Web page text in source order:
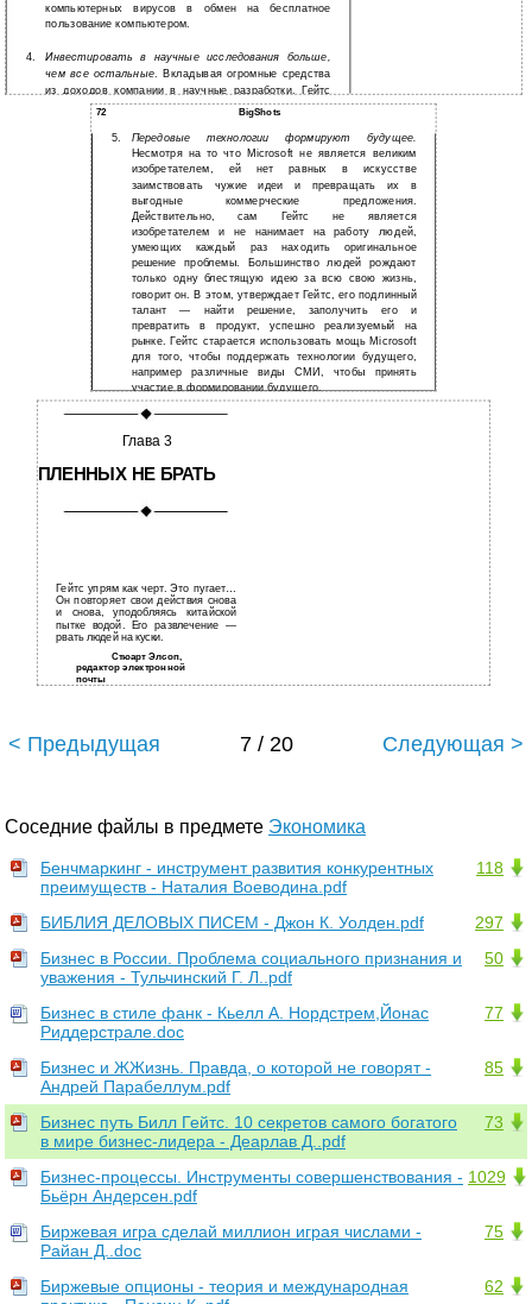
компьютерных вирусов в обмен на бесплатное
пользование компьютером.
4. Инвестировать в научные исследования больше,
чем все остальные. Вкладывая огромные средства
из доходов компании в научные разработки, Гейтс
обеспе- чивает постоянное процветание Microsoft и
готовность к следующему большому делу. В своих
программных лабораториях Microsoft разрабатывает
продукты на пять лет вперед.
72 BigShots
5.
Передовые технологии формируют будущее.
Несмотря на то что Microsoft не является великим
изобретателем, ей нет равных в искусстве
заимствовать чужие идеи и превращать их в
выгодные коммерческие предложения.
Действительно, сам Гейтс не является
изобретателем и не нанимает на работу людей,
умеющих каждый раз находить оригинальное
решение проблемы. Большинство людей рождают
только одну блестящую идею за всю свою жизнь,
говорит он. В этом, утверждает Гейтс, его подлинный
талант — найти решение, заполучить его и
превратить в продукт, успешно реализуемый на
рынке. Гейтс старается использовать мощь Microsoft
для того, чтобы поддержать технологии будущего,
например различные виды СМИ, чтобы принять
участие в формировании будущего.
Глава 3
ПЛЕННЫХ НЕ БРАТЬ
Гейтс упрям как черт. Это пугает…
Он повторяет свои действия снова
и снова, уподобляясь китайской
пытке водой. Его развлечение —
рвать людей на куски.
Стюарт Элсоп,
редактор электронной
почты
< Предыдущая 7 / 20 Следующая >
Соседние файлы в предмете Экономика
118
Бенчмаркинг - инструмент развития конкурентных
преимуществ - Наталия Воеводина.pdf
297
БИБЛИЯ ДЕЛОВЫХ ПИСЕМ - Джон К. Уолден.pdf
50
Бизнес в России. Проблема социального признания и
уважения - Тульчинский Г. Л..pdf
77
Бизнес в стиле фанк - Кьелл А. Нордстрем,Йонас
Риддерстрале.doc
85
Бизнес и ЖЖизнь. Правда, о которой не говорят -
Андрей Парабеллум.pdf
73
Бизнес путь Билл Гейтс. 10 секретов самого богатого
в мире бизнес-лидера - Деарлав Д..pdf
1029
Бизнес-процессы. Инструменты совершенствования -
Бьёрн Андерсен.pdf
75
Биржевая игра сделай миллион играя числами -
Райан Д..doc
62
Биржевые опционы - теория и международная